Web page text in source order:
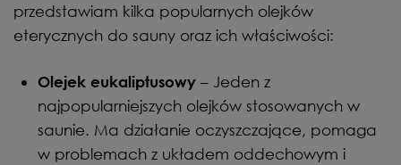
przedstawiam kilka popularnych olejków
eterycznych do sauny oraz ich właściwości:
Olejek eukaliptusowy – Jeden z
najpopularniejszych olejków stosowanych w
saunie. Ma działanie oczyszczające, pomaga
w problemach z układem oddechowym i